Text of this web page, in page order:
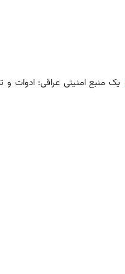
یک منبع امنیتی عراقی: ادوات و